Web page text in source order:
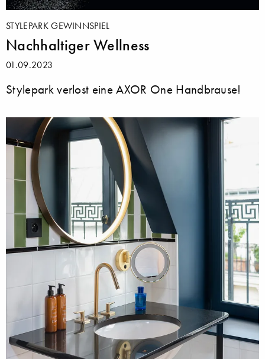
STYLEPARK GEWINNSPIEL
Nachhaltiger Wellness
01.09.2023
Stylepark verlost eine AXOR One Handbrause!